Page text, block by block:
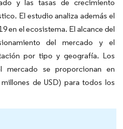
y las tasas de crecimiento
El estudio analiza además el
en el ecosistema. El alcance del
del mercado y el
por tipo y geografía. Los
mercado se proporcionan en
de USD) para todos los